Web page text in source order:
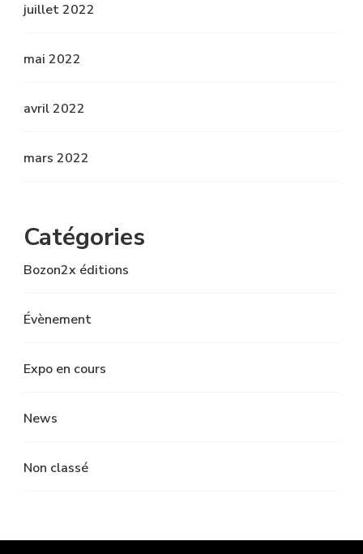
juillet 2022
mai 2022
avril 2022
mars 2022
Catégories
Bozon2x éditions
Évènement
Expo en cours
News
Non classé